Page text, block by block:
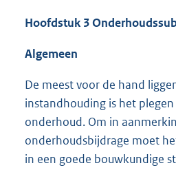
Hoofdstuk 3
Algemeen
De meest voor de hand
instandhouding is het
onderhoud. Om in
onderhoudsbijdrage moet
in een goede bouwkundige